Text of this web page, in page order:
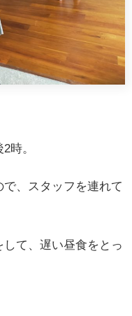
時。
、スタッフを連れて
して、遅い昼食をとっ